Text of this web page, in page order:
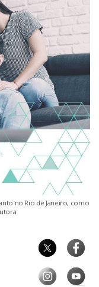
no Rio de Janeiro, como